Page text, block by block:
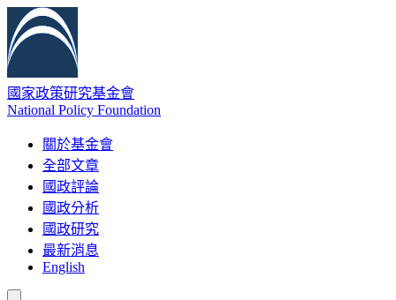
國家政策研究基金會
National Policy Foundation
關於基金會
全部文章
國政評論
國政分析
國政研究
最新消息
English